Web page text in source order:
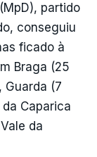
partido
conseguiu
ficado à
Braga (25
Guarda (7
Caparica
da